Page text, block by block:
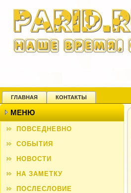
ГЛАВНАЯ КОНТАКТЫ
МЕНЮ
ПОВСЕДНЕВНО
СОБЫТИЯ
НОВОСТИ
НА ЗАМЕТКУ
ПОСЛЕСЛОВИЕ